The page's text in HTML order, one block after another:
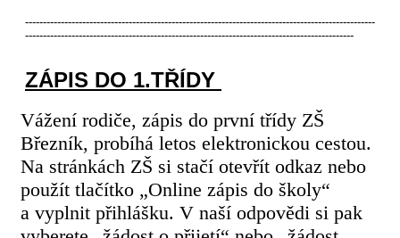
--------------------------------------------------------------------------------------------------
--------------------------------------------------------------------------------------------
ZÁPIS DO 1.TŘÍDY
Vážení rodiče, zápis do první třídy ZŠ
Březník, probíhá letos elektronickou cestou.
Na stránkách ZŠ si stačí otevřít odkaz nebo
použít tlačítko „Online zápis do školy“
a vyplnit přihlášku. V naší odpovědi si pak